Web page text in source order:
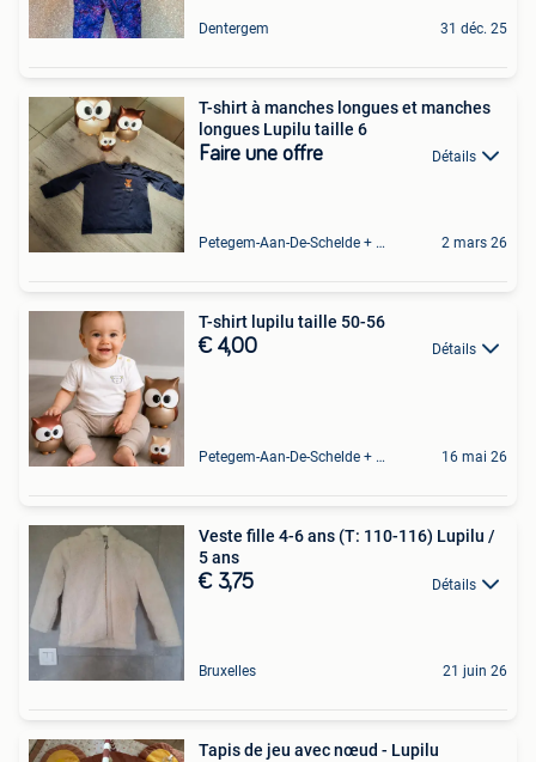
Dentergem 31 déc. 25
T-shirt à manches longues et manches
longues Lupilu taille 6
Faire une offre Détails
Petegem-Aan-De-Schelde + Deel Van Oudenaarde 2 mars 26
T-shirt lupilu taille 50-56
€ 4,00 Détails
Petegem-Aan-De-Schelde + Deel Van Oudenaarde 16 mai 26
Veste fille 4-6 ans (T: 110-116) Lupilu /
5 ans
€ 3,75 Détails
Bruxelles 21 juin 26
Tapis de jeu avec nœud - Lupilu